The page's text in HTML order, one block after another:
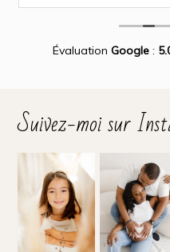
Encore merci infiniment.
Évaluation Google:
Suivez-moi sur